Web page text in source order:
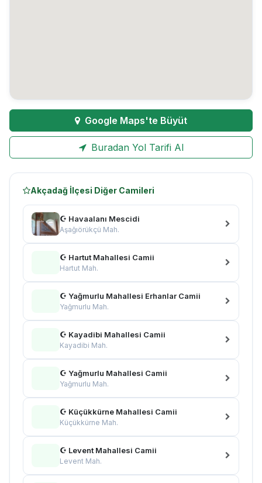
Google Maps'te Büyüt
Buradan Yol Tarifi Al
Akçadağ İlçesi Diğer Camileri
☪ Havaalanı Mescidi
Aşağıörükçü Mah.
☪ Hartut Mahallesi Camii
Hartut Mah.
☪ Yağmurlu Mahallesi Erhanlar Camii
Yağmurlu Mah.
☪ Kayadibi Mahallesi Camii
Kayadibi Mah.
☪ Yağmurlu Mahallesi Camii
Yağmurlu Mah.
☪ Küçükkürne Mahallesi Camii
Küçükkürne Mah.
☪ Levent Mahallesi Camii
Levent Mah.